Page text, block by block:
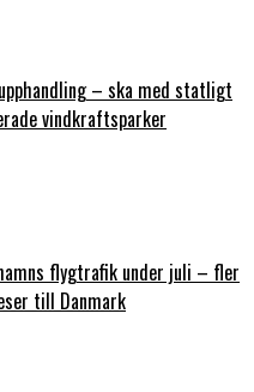
– ska med statligt
vindkraftsparker
flygtrafik under juli – fler
till Danmark